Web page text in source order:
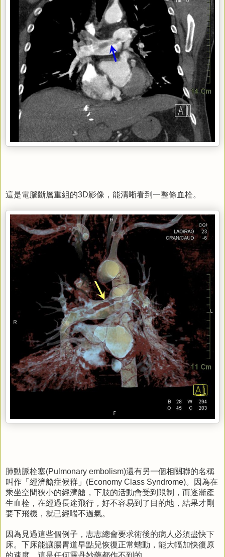
這是電腦斷層重組的3D影像，能清晰看到一整條血栓。
肺動脈栓塞(Pulmonary embolism)還有另一個相關聯的名稱
叫作「經濟艙症候群」 (Economy Class Syndrome)。因為在
乘坐空間狹小的經濟艙，下肢的活動會受到限制，而逐漸產
生血栓，在經過長途飛行，好不容易到了目的地，結果才剛
要下飛機，就已經喘不過氣。
因為見過這些個例子，志志總會要求術後的病人必須盡快下
床。下床能讓腸胃道早點兒恢復正常蠕動，能大幅加快復原